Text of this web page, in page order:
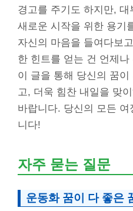
경고를 주기도 하지만,
새로운 시작을 위한 용기
자신의 마음을 들여다보
한 힌트를 얻는 건 언제
이 글을 통해 당신의 꿈
고, 더욱 힘찬 내일을 맞
바랍니다. 당신의 모든
니다!
자주 묻는 질문
운동화 꿈이 다 좋은